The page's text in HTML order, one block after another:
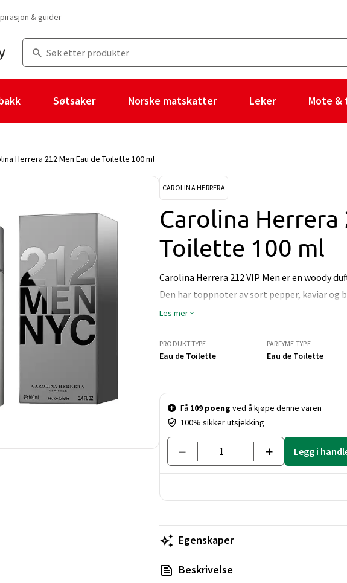
& guider
Søtsaker Norske matskatter Leker Mote &
Herrera 212 Men Eau de Toilette 100 ml
CAROLINA HERRERA
Carolina Herrera
Toilette 100 ml
Carolina Herrera 212 VIP Men er en woody
Den har toppnoter av sort pepper, kaviar
tre.
Les mer
PRODUKTTYPE
Eau de Toilette
PARFYME TYPE
Eau de Toilette
Pris og mengde
Få 109 poeng ved å kjøpe denne varen
100% sikker utsjekking
Legg i
Egenskaper
Beskrivelse